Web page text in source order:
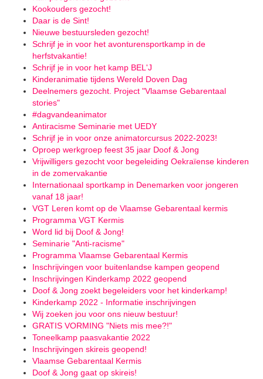
Kookouders gezocht!
Daar is de Sint!
Nieuwe bestuursleden gezocht!
Schrijf je in voor het avonturensportkamp in de
herfstvakantie!
Schrijf je in voor het kamp BEL'J
Kinderanimatie tijdens Wereld Doven Dag
Deelnemers gezocht. Project "Vlaamse Gebarentaal
stories"
#dagvandeanimator
Antiracisme Seminarie met UEDY
Schrijf je in voor onze animatorcursus 2022-2023!
Oproep werkgroep feest 35 jaar Doof & Jong
Vrijwilligers gezocht voor begeleiding Oekraïense kinderen
in de zomervakantie
Internationaal sportkamp in Denemarken voor jongeren
vanaf 18 jaar!
VGT Leren komt op de Vlaamse Gebarentaal kermis
Programma VGT Kermis
Word lid bij Doof & Jong!
Seminarie "Anti-racisme"
Programma Vlaamse Gebarentaal Kermis
Inschrijvingen voor buitenlandse kampen geopend
Inschrijvingen Kinderkamp 2022 geopend
Doof & Jong zoekt begeleiders voor het kinderkamp!
Kinderkamp 2022 - Informatie inschrijvingen
Wij zoeken jou voor ons nieuw bestuur!
GRATIS VORMING "Niets mis mee?!"
Toneelkamp paasvakantie 2022
Inschrijvingen skireis geopend!
Vlaamse Gebarentaal Kermis
Doof & Jong gaat op skireis!